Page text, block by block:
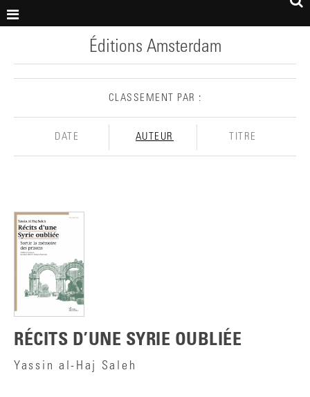
Éditions Amsterdam
CLASSEMENT PAR :
DATE AUTEUR TITRE
RÉCITS D’UNE SYRIE OUBLIÉE
Yassin al-Haj Saleh